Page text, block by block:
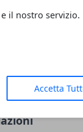
il nostro servizio.
Accetta
per
di